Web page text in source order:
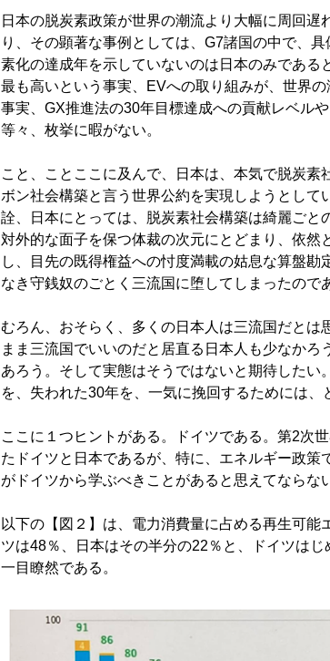
日本の脱炭素政策が世界の潮流より大幅に周回
り、その顕著な事例としては、G7諸国の中で、
素化の達成年を示していないのは日本のみであ
最も高いという事実、EVへの取り組みが、世界
事実、GX推進法の30年目標達成への貢献レベル
等々、枚挙に暇がない。
こと、ことここに及んで、日本は、本気で脱炭
ボン社会構築と言う世界公約を実現しようとし
詮、日本にとっては、脱炭素社会構築は綺麗ごと
対外的な面子を保つ体裁の次元にとどまり、依
し、目先の既得権益への忖度満載の姑息な算盤
なき守銭奴のごとく三流国に堕してしまったので
むろん、おそらく、多くの日本人は三流国だと
まま三流国でいいのだと居直る日本人も少なか
あろう。そして実態はそうではないと期待した
を、失われた30年を、一気に挽回するためには、
ここに１つヒントがある。ドイツである。第2次
たドイツと日本であるが、特に、エネルギー政
がドイツから学ぶべきことがあると思えてならな
以下の【図２】は、電力消費量に占める再生可
ツは48％、日本はその半分の22％と、ドイツは
一目瞭然である。